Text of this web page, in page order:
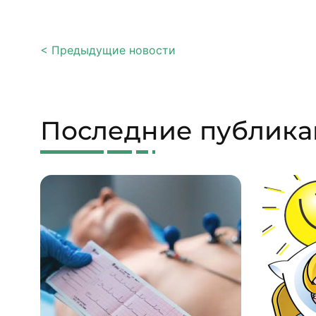
< Предыдущие новости
Последние